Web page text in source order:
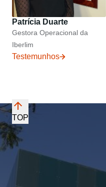
Patrícia Duarte
Gestora Operacional da
Iberlim
Testemunhos
TOP